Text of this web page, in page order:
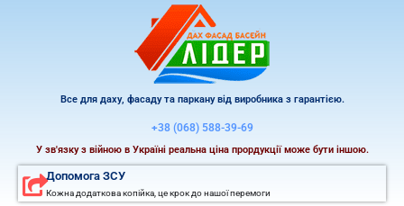
Все для даху, фасаду та паркану від виробника з гарантією.
+38 (068) 588-39-69
У зв'язку з війною в Україні реальна ціна прордукції може бути іншою.
Допомога ЗСУ
Кожна додаткова копійка, це крок до нашої перемоги